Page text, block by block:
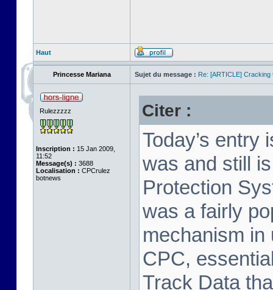
Haut
Princesse Mariana Sujet du message : Re: [ARTICLE] Cracking
Rulezzzzz
Inscription : 15 Jan 2009,
11:52
Message(s) : 3688
Localisation : CPCrulez
botnews
Citer :
Today’s entry
was and still
Protection
was a fairly
mechanism in
CPC,
Track Data